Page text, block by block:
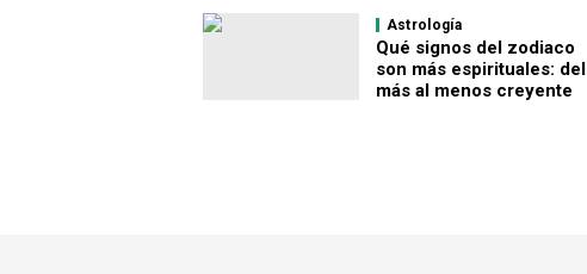
Astrología
Qué signos del zodiaco
son más espirituales: del
más al menos creyente